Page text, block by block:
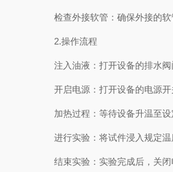
检查外接软管：确保外接的软
2.操作流程
注入油液：打开设备的排水阀
开启电源：打开设备的电源开
加热过程：等待设备升温至设
进行实验：将试件浸入规定温
结束实验：实验完成后，关闭